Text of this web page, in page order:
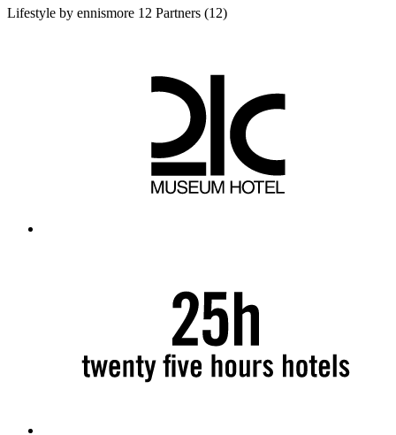
Lifestyle by ennismore 12 Partners (12)